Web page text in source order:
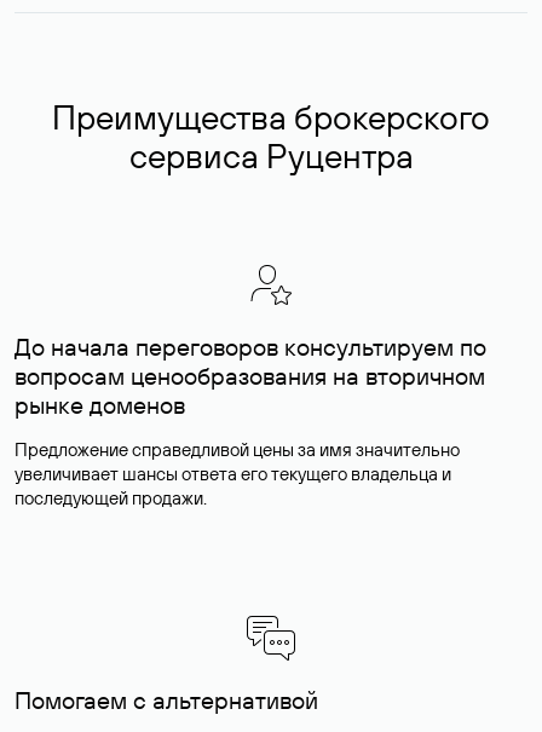
Преимущества брокерского
сервиса Руцентра
До начала переговоров консультируем по
вопросам ценообразования на вторичном
рынке доменов
Предложение справедливой цены за имя значительно
увеличивает шансы ответа его текущего владельца и
последующей продажи.
Помогаем с альтернативой